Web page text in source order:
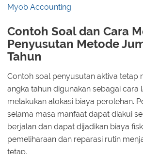
Myob Accounting
Contoh Soal dan Cara
Penyusutan Metode
Tahun
Contoh soal penyusutan aktiva tetap
angka tahun digunakan sebagai cara
melakukan alokasi biaya perolehan.
selama masa manfaat dapat diakui
berjalan dan dapat dijadikan biaya
pemeliharaan dan reparasi rutin
tetap.